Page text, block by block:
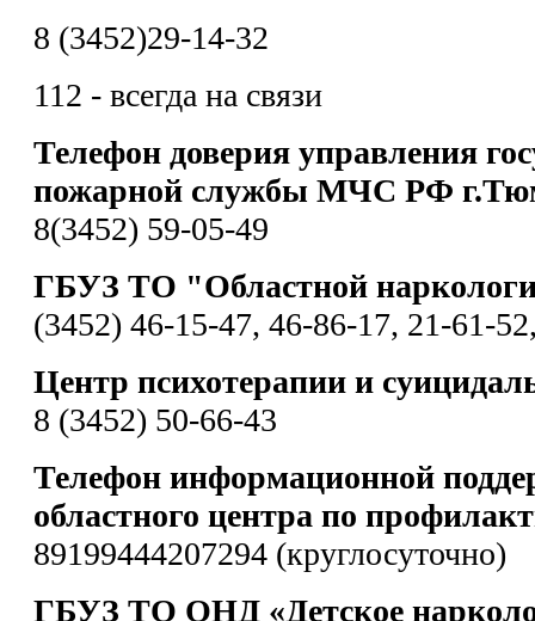
8 (3452)29-14-32
112 - всегда на связи
Телефон доверия управления
пожарной службы МЧС РФ
8(3452) 59-05-49
ГБУЗ ТО "Областной
(3452) 46-15-47, 46-86-17, 21-61-
Центр психотерапии и
8 (3452) 50-66-43
Телефон информационной
областного центра по
89199444207294 (круглосуточно)
ГБУЗ ТО ОНД «Детское